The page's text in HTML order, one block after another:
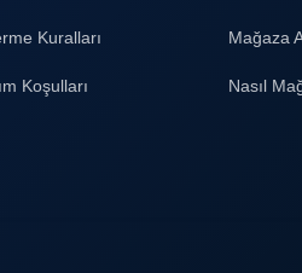
Kuralları
Koşulları
Mağaza
Nasıl